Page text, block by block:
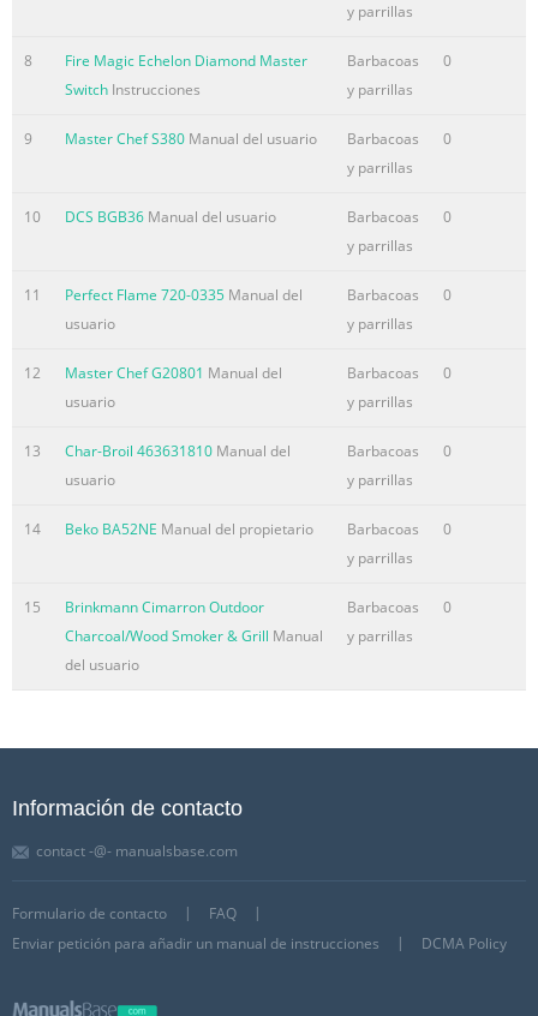
y parrillas
8
Fire Magic Echelon Diamond Master
Switch Instrucciones
Barbacoas
y parrillas
0
9 Master Chef S380 Manual del usuario
Barbacoas
y parrillas
0
10 DCS BGB36 Manual del usuario
Barbacoas
y parrillas
0
11 Perfect Flame 720-0335 Manual del
usuario
Barbacoas
y parrillas
0
12 Master Chef G20801 Manual del
usuario
Barbacoas
y parrillas
0
13 Char-Broil 463631810 Manual del
usuario
Barbacoas
y parrillas
0
14 Beko BA52NE Manual del propietario
Barbacoas
y parrillas
0
15
Brinkmann Cimarron Outdoor
Charcoal/Wood Smoker & Grill Manual
del usuario
Barbacoas
y parrillas
0
Información de contacto
contact -@- manualsbase.com
Formulario de contacto
FAQ
Enviar petición para añadir un manual de instrucciones
DCMA Policy